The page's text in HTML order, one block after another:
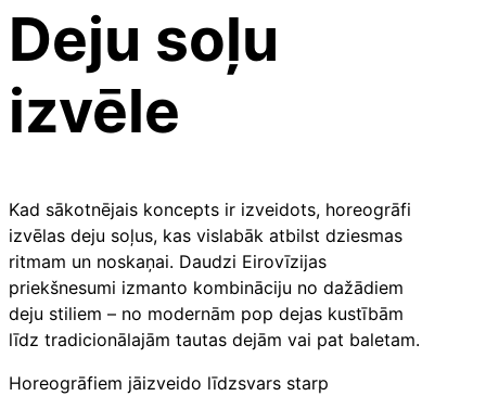
Deju soļu
izvēle
Kad sākotnējais koncepts ir izveidots, horeogrāfi
izvēlas deju soļus, kas vislabāk atbilst dziesmas
ritmam un noskaņai. Daudzi Eirovīzijas
priekšnesumi izmanto kombināciju no dažādiem
deju stiliem – no modernām pop dejas kustībām
līdz tradicionālajām tautas dejām vai pat baletam.
Horeogrāfiem jāizveido līdzsvars starp